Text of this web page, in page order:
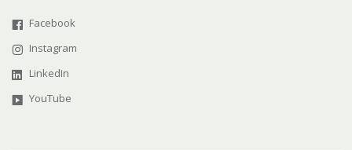
Facebook
Instagram
LinkedIn
YouTube